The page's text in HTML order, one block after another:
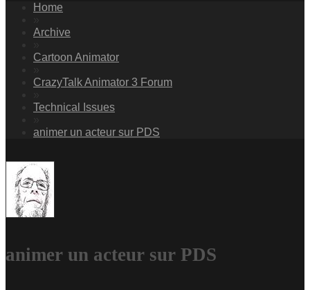
Hom
Archiv
Cartoon Animato
CrazyTalk Animator 3 Foru
Technical Issue
animer un acteur sur PD
animer un acteur sur PD